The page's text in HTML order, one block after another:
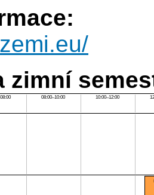
zimní
08:00–10:00 10:00–12:00